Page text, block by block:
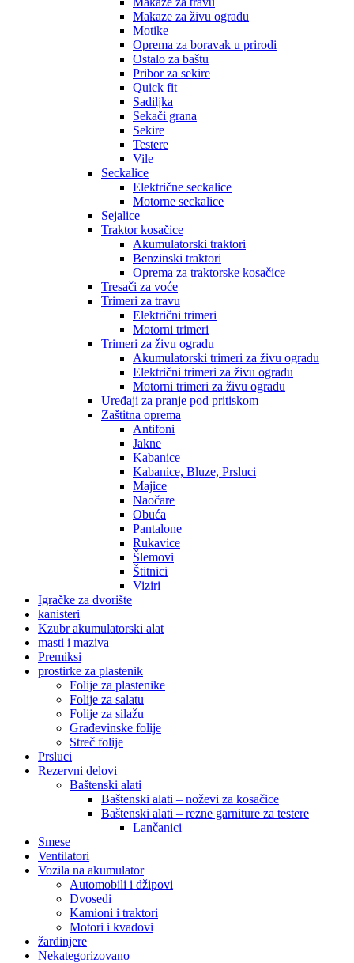
Makaze za živu ogradu
Motike
Oprema za boravak u prirodi
Ostalo za baštu
Pribor za sekire
Quick fit
Sadiljka
Sekači grana
Sekire
Testere
Vile
Seckalice
Električne seckalice
Motorne seckalice
Sejalice
Traktor kosačice
Akumulatorski traktori
Benzinski traktori
Oprema za traktorske kosačice
Tresači za voće
Trimeri za travu
Električni trimeri
Motorni trimeri
Trimeri za živu ogradu
Akumulatorski trimeri za živu ogradu
Električni trimeri za živu ogradu
Motorni trimeri za živu ogradu
Uređaji za pranje pod pritiskom
Zaštitna oprema
Antifoni
Jakne
Kabanice
Kabanice, Bluze, Prsluci
Majice
Naočare
Obuća
Pantalone
Rukavice
Šlemovi
Štitnici
Viziri
Igračke za dvorište
kanisteri
Kzubr akumulatorski alat
masti i maziva
Premiksi
prostirke za plastenik
Folije za plastenike
Folije za salatu
Folije za silažu
Građevinske folije
Streč folije
Prsluci
Rezervni delovi
Baštenski alati
Baštenski alati – noževi za kosačice
Baštenski alati – rezne garniture za testere
Lančanici
Smese
Ventilatori
Vozila na akumulator
Automobili i džipovi
Dvosedi
Kamioni i traktori
Motori i kvadovi
žardinjere
Nekategorizovano